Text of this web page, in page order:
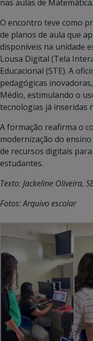
nas aulas de Matemática.
O encontro teve como
de planos de aula que
disponíveis na unidade
Lousa Digital (Tela
Educacional (STE). A
pedagógicas
Médio, estimulando o
tecnologias já inseridas
A formação reafirma o
modernização do
de recursos digitais
estudantes.
Texto: Jackeline Oliveira,
Fotos: Arquivo escolar